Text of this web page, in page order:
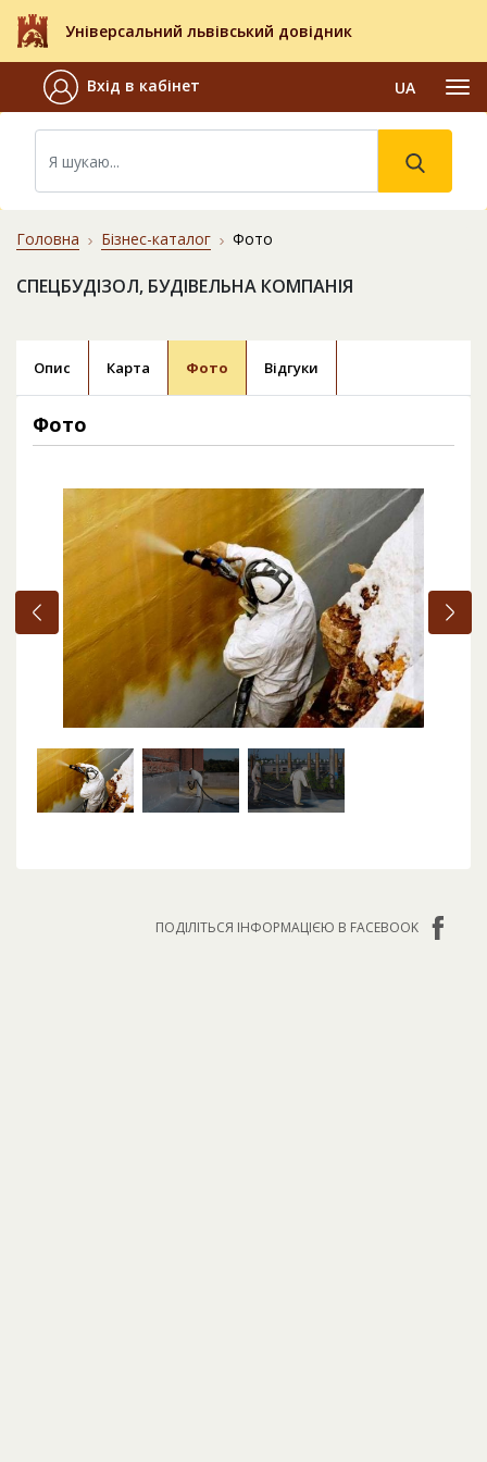
Універсальний львівський довідник
Вхід в кабінет UA
Головна Бізнес-каталог Фото
СПЕЦБУДІЗОЛ, БУДІВЕЛЬНА КОМПАНІЯ
Опис Карта Фото Відгуки
Фото
ПОДІЛІТЬСЯ ІНФОРМАЦІЄЮ В FACEBOOK